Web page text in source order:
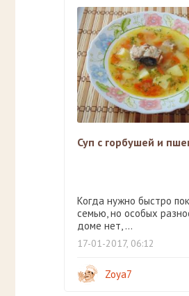
Суп с горбушей и
Когда нужно быстро
семью, но особых
доме нет, ...
17-01-2017, 06:12
Zoya7